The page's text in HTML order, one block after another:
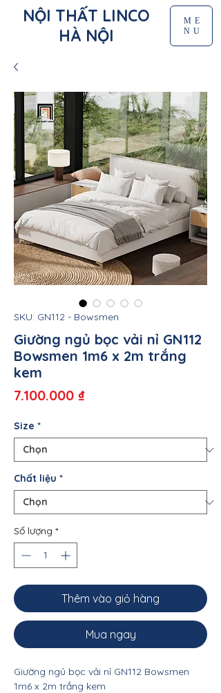
NỘI THẤT LINCO
HÀ NỘI
ME
NU
SKU: GN112 - Bowsmen
Giường ngủ bọc vải nỉ GN112
Bowsmen 1m6 x 2m trắng
kem
7.100.000 ₫Giá
Size *
Chất liệu *
Số lượng *
Thêm vào giỏ hàng
Mua ngay
Giường ngủ bọc vải nỉ GN112 Bowsmen
1m6 x 2m trắng kem